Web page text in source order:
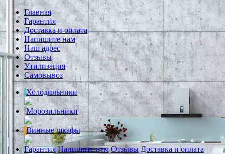
Главная
Гарантия
Доставка и оплата
Напишите нам
Наш адрес
Отзывы
Утилизация
Самовывоз
Холодильники
Морозильники
Винные шкафы
Гарантия Напишите нам Отзывы Доставка и оплата